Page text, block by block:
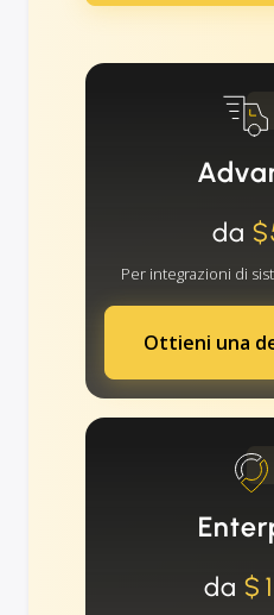
da
Per integrazioni di
Ottieni una
da